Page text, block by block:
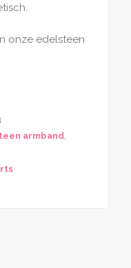
onze edelsteen
armband,